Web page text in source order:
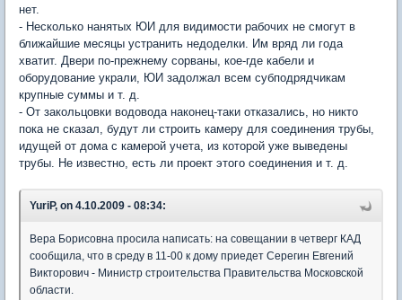
нет.
- Несколько нанятых ЮИ для видимости рабочих не смогут в
ближайшие месяцы устранить недоделки. Им вряд ли года
хватит. Двери по-прежнему сорваны, кое-где кабели и
оборудование украли, ЮИ задолжал всем субподрядчикам
крупные суммы и т. д.
- От закольцовки водовода наконец-таки отказались, но никто
пока не сказал, будут ли строить камеру для соединения трубы,
идущей от дома с камерой учета, из которой уже выведены
трубы. Не известно, есть ли проект этого соединения и т. д.
YuriP, on 4.10.2009 - 08:34:
Вера Борисовна просила написать: на совещании в четверг КАД
сообщила, что в среду в 11-00 к дому приедет Серегин Евгений
Викторович - Министр строительства Правительства Московской
области.